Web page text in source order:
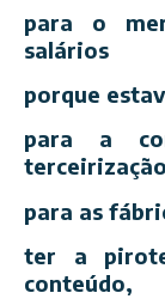
para o
salários
porque
para a
terceirização
para as
ter a
conteúdo,